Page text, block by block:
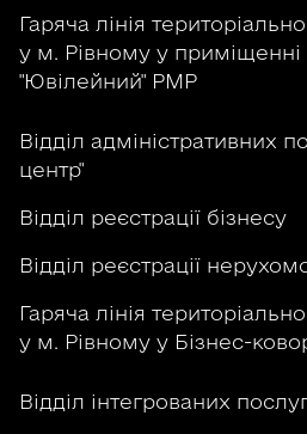
Гаряча лінія
у м. Рівному у
"Ювілейний" РМР
Відділ адміністративних
центр"
Відділ реєстрації бізнесу
Відділ реєстрації
Гаряча лінія
у м. Рівному у Бізнес-
Відділ інтегрованих